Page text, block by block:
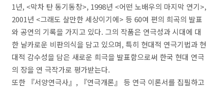
1년, <막차 탄 동기동창>, 1998년 <어떤 노배우의 마지막 연기>,
2001년 <그래도 살만한 세상이기에> 등 60여 편의 희곡의 발표
와 공연의 기록을 가지고 있다. 그의 작품은 연극성과 시대에 대
한 날카로운 비판의식을 담고 있으며,특히 현대적 연극기법과 현
대적 감수성을 담은 새로운 희극을 발표함으로써 한국 현대 연극
의 장을 연 극작가로 평가받는다.
또한
『서양연극사』 , 『연극개론』 등 연극 이론서를 집필하고